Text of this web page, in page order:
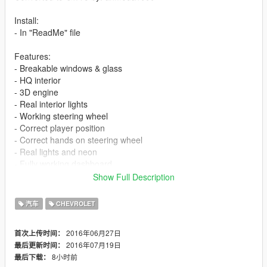
Install:
- In "ReadMe" file
Features:
- Breakable windows & glass
- HQ interior
- 3D engine
- Real interior lights
- Working steering wheel
- Correct player position
- Correct hands on steering wheel
- Real lights and neon
- Real chrome details
- Roof painted as paint 2
- Front lights corona isn't correct
Replacement: tornado
Show Full Description
汽车 CHEVROLET
首次上传时间： 2016年06月27日
最后更新时间： 2016年07月19日
最后下载： 8小时前